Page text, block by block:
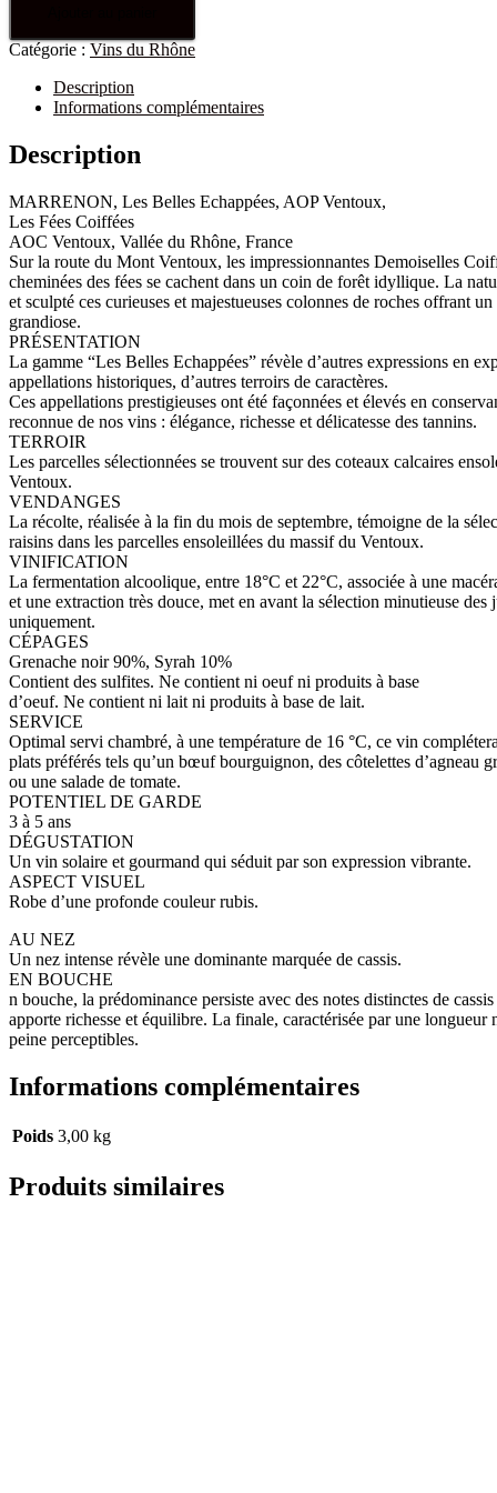
Catégorie : Vins du Rhône
Description
Informations complémentaires
Description
MARRENON, Les Belles Echappées, AOP Ventoux,
Les Fées Coiffées
AOC Ventoux, Vallée du Rhône, France
Sur la route du Mont Ventoux, les impressionnantes Demoiselles
cheminées des fées se cachent dans un coin de forêt idyllique. La
et sculpté ces curieuses et majestueuses colonnes de roches offrant un
grandiose.
PRÉSENTATION
La gamme “Les Belles Echappées” révèle d’autres expressions en
appellations historiques, d’autres terroirs de caractères.
Ces appellations prestigieuses ont été façonnées et élevés en
reconnue de nos vins : élégance, richesse et délicatesse des tannins.
TERROIR
Les parcelles sélectionnées se trouvent sur des coteaux calcaires
Ventoux.
VENDANGES
La récolte, réalisée à la fin du mois de septembre, témoigne de la
raisins dans les parcelles ensoleillées du massif du Ventoux.
VINIFICATION
La fermentation alcoolique, entre 18°C et 22°C, associée à une
et une extraction très douce, met en avant la sélection minutieuse des
uniquement.
CÉPAGES
Grenache noir 90%, Syrah 10%
Contient des sulfites. Ne contient ni oeuf ni produits à base
d’oeuf. Ne contient ni lait ni produits à base de lait.
SERVICE
Optimal servi chambré, à une température de 16 °C, ce vin
plats préférés tels qu’un bœuf bourguignon, des côtelettes d’agneau
ou une salade de tomate.
POTENTIEL DE GARDE
3 à 5 ans
DÉGUSTATION
Un vin solaire et gourmand qui séduit par son expression vibrante.
ASPECT VISUEL
Robe d’une profonde couleur rubis.
AU NEZ
Un nez intense révèle une dominante marquée de cassis.
EN BOUCHE
n bouche, la prédominance persiste avec des notes distinctes de
apporte richesse et équilibre. La finale, caractérisée par une longueur
peine perceptibles.
Informations complémentaires
Poids 3,00 kg
Produits similaires